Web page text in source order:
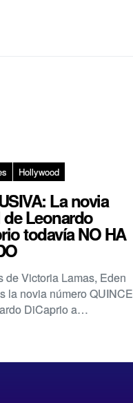
Hollywood
La novia
de Leonardo
todavía NO HA
de Victoria Lamas, Eden
la novia número QUINCE
DiCaprio a…